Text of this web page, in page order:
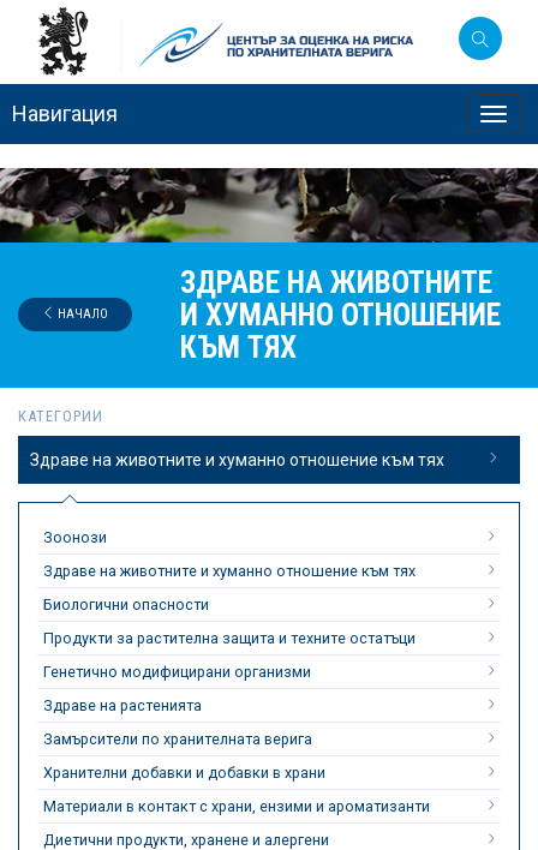
Навигация
ЗДРАВЕ НА ЖИВОТНИТЕ
И ХУМАННО ОТНОШЕНИЕ
КЪМ ТЯХ
НАЧАЛО
КАТЕГОРИИ
Здраве на животните и хуманно отношение към тях
Зоонози
Здраве на животните и хуманно отношение към тях
Биологични опасности
Продукти за растителна защита и техните остатъци
Генетично модифицирани организми
Здраве на растенията
Замърсители по хранителната верига
Хранителни добавки и добавки в храни
Материали в контакт с храни, ензими и ароматизанти
Диетични продукти, хранене и алергени